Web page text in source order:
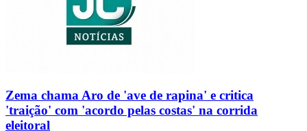
Zema chama Aro de 'ave de rapina' e critica
'traição' com 'acordo pelas costas' na corrida
eleitoral